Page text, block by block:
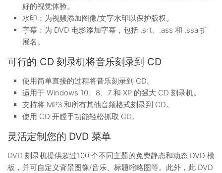
好的视觉体验。
水印：为视频添加图像/文字水印以保护版权。
字幕：为 DVD 电影添加字幕，包括 .srt、.ass 和 .ssa 扩
展名。
可行的 CD 刻录机将音乐刻录到 CD
使用简单直接的过程将音乐刻录到 CD。
适用于 Windows 10、8、7 和 XP 的强大 CD 刻录机。
支持将 MP3 和所有其他音频格式刻录到 CD。
使用 CD 开膛手功能轻松抓取 CD。
灵活定制您的 DVD 菜单
DVD 刻录机提供超过100 个不同主题的免费静态和动态 DVD 模
板，并可自定义背景图像/音乐、标题缩略图等。此外，此 DVD